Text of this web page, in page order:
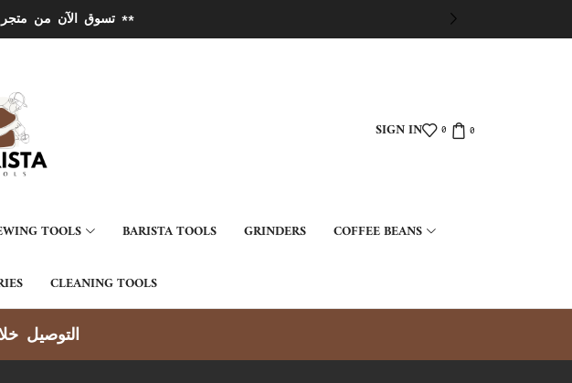
** تسوق الآن من متجر باريستا تولز لادوات القهوة المختصة **
SIGN IN 0 0
TOOLS BARISTA TOOLS GRINDERS COFFEE BEANS
CLEANING TOOLS
توصيل